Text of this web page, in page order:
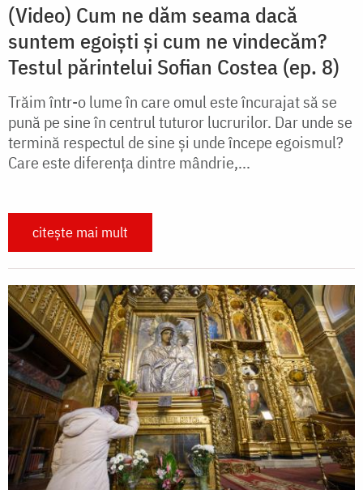
(Video) Cum ne dăm seama dacă
suntem egoiști și cum ne vindecăm?
Testul părintelui Sofian Costea (ep. 8)
Trăim într-o lume în care omul este încurajat să se
pună pe sine în centrul tuturor lucrurilor. Dar unde se
termină respectul de sine și unde începe egoismul?
Care este diferența dintre mândrie,...
citește mai mult